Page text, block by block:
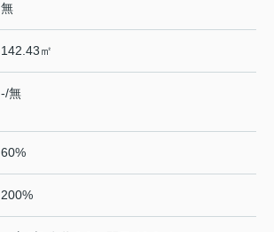
無
142.43㎡
-/無
60%
200%